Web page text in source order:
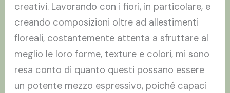
creativi. Lavorando con i fiori, in particolare, e
creando composizioni oltre ad allestimenti
floreali, costantemente attenta a sfruttare al
meglio le loro forme, texture e colori, mi sono
resa conto di quanto questi possano essere
un potente mezzo espressivo, poiché capaci